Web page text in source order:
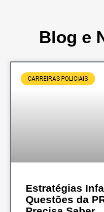
Blog e
CARREIRAS POLICIAIS
Estratégias
Questões da